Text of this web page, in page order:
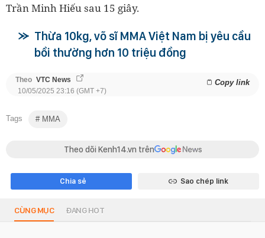
Trần Minh Hiếu sau 15 giây.
Thừa 10kg, võ sĩ MMA Việt Nam bị yêu cầu
bồi thường hơn 10 triệu đồng
Theo VTC News Copy link
10/05/2025 23:16 (GMT +7)
Tags MMA
Theo dõi Kenh14.vn trên
Chia sẻ Sao chép link
CÙNG MỤC ĐANG HOT